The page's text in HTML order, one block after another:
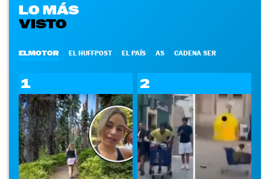
LO MÁS
VISTO
ELMOTOR EL HUFFPOST EL PAÍS AS CADENA SER
1 2